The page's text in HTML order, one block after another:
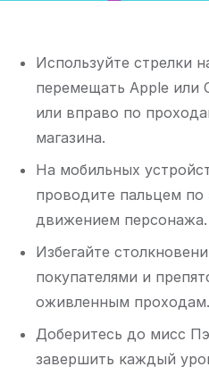
Используйте стрелки
перемещать Apple или
или вправо по
магазина.
На мобильных
проводите пальцем по
движением персонажа.
Избегайте
покупателями и
оживленным проходам.
Доберитесь до мисс
завершить каждый